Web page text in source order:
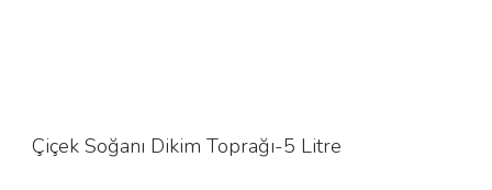
Çiçek Soğanı Dikim Toprağı-5 Litre